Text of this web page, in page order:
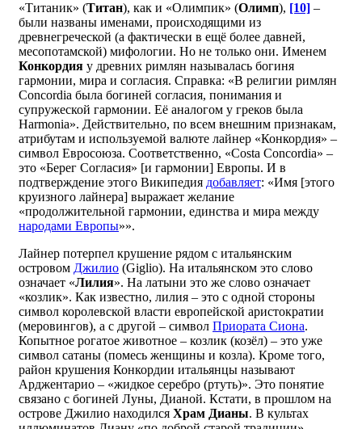
«Титаник» (Титан), как и «Олимпик» (Олимп), [10] –
были названы именами, происходящими из
древнегреческой (а фактически в ещё более давней,
месопотамской) мифологии. Но не только они. Именем
Конкордия у древних римлян называлась богиня
гармонии, мира и согласия. Справка: «В религии римлян
Concordia была богиней согласия, понимания и
супружеской гармонии. Её аналогом у греков была
Harmonia». Действительно, по всем внешним признакам,
атрибутам и используемой валюте лайнер «Конкордия» –
символ Евросоюза. Соответственно, «Costa Concordia» –
это «Берег Согласия» [и гармонии] Европы. И в
подтверждение этого Википедия добавляет: «Имя [этого
круизного лайнера] выражает желание
«продолжительной гармонии, единства и мира между
народами Европы»».
Лайнер потерпел крушение рядом с итальянским
островом Джилио (Giglio). На итальянском это слово
означает «Лилия». На латыни это же слово означает
«козлик». Как известно, лилия – это с одной стороны
символ королевской власти европейской аристократии
(меровингов), а с другой – символ Приората Сиона.
Копытное рогатое животное – козлик (козёл) – это уже
символ сатаны (помесь женщины и козла). Кроме того,
район крушения Конкордии итальянцы называют
Арджентарио – «жидкое серебро (ртуть)». Это понятие
связано с богиней Луны, Дианой. Кстати, в прошлом на
острове Джилио находился Храм Дианы. В культах